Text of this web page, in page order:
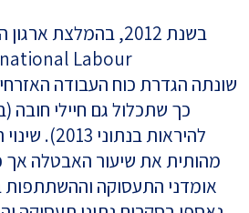
בשנת 2012, בהמלצת
Labour
כך שתכלול גם חיילי חובה
להיראות
מהותית את שיעור האבטלה אך
אומדני התעסוקה וההשתתפות